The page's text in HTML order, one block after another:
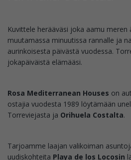
Kuvittele herääväsi joka aamu meren
muutamassa minuutissa rannalle ja
aurinkoisesta päivästä vuodessa.
jokapäiväistä elämääsi.
Rosa Mediterranean Houses on
ostajia vuodesta 1989 löytämään
Torreviejasta ja Orihuela Costalta.
Tarjoamme laajan valikoiman
uudiskohteita Playa de los Locosin